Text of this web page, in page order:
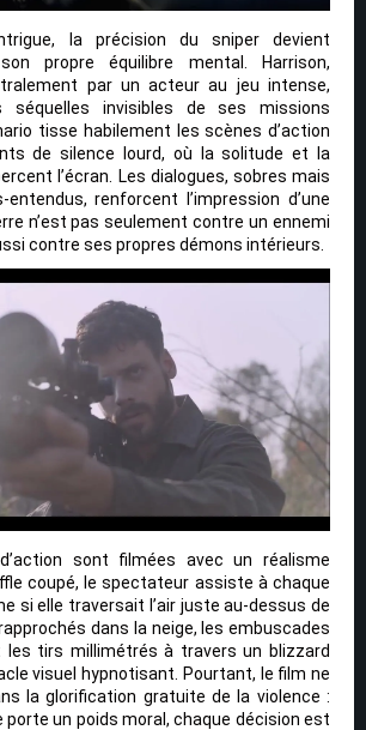
la précision du sniper devient
propre équilibre mental. Harrison,
par un acteur au jeu intense,
séquelles invisibles de ses missions
tisse habilement les scènes d’action
de silence lourd, où la solitude et la
l’écran. Les dialogues, sobres mais
renforcent l’impression d’une
n’est pas seulement contre un ennemi
contre ses propres démons intérieurs.
sont filmées avec un réalisme
coupé, le spectateur assiste à chaque
si elle traversait l’air juste au-dessus de
dans la neige, les embuscades
les tirs millimétrés à travers un blizzard
visuel hypnotisant. Pourtant, le film ne
la glorification gratuite de la violence :
porte un poids moral, chaque décision est